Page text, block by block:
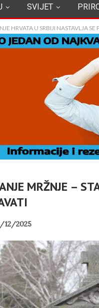
SVIJET
HRVATA U SRBIJI NASTAVLJA SE
MRŽNJE –
12/2025
OTOKA
– OSVRT
05/08/2026
VATROGASCI